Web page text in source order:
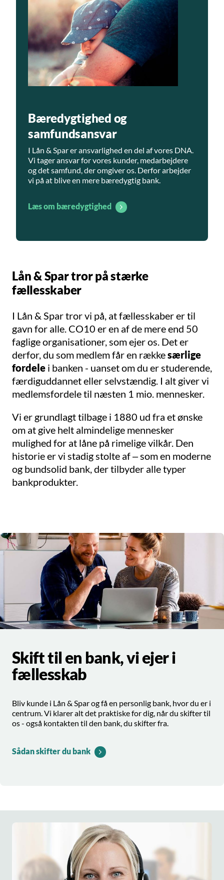
Bæredygtighed og
samfundsansvar
I Lån & Spar er ansvarlighed en del af vores DNA.
Vi tager ansvar for vores kunder, medarbejdere
og det samfund, der omgiver os. Derfor arbejder
vi på at blive en mere bæredygtig bank.
Læs om bæredygtighed
Lån & Spar tror på stærke
fællesskaber
I Lån & Spar tror vi på, at fællesskaber er til
gavn for alle. CO10 er en af de mere end 50
faglige organisationer, som ejer os. Det er
derfor, du som medlem får en rækkesærlige
fordele i banken - uanset om du er studerende,
færdiguddannet eller selvstændig. I alt giver vi
medlemsfordele til næsten 1 mio. mennesker.
Vi er grundlagt tilbage i 1880 ud fra et ønske
om at give helt almindelige mennesker
mulighed for at låne på rimelige vilkår. Den
historie er vi stadig stolte af – som en moderne
og bundsolid bank, der tilbyder alle typer
bankprodukter.
Skift til en bank, vi ejer i
fællesskab
Bliv kunde i Lån & Spar og få en personlig bank, hvor du er i
centrum. Vi klarer alt det praktiske for dig, når du skifter til
os - også kontakten til den bank, du skifter fra.
Sådan skifter du bank